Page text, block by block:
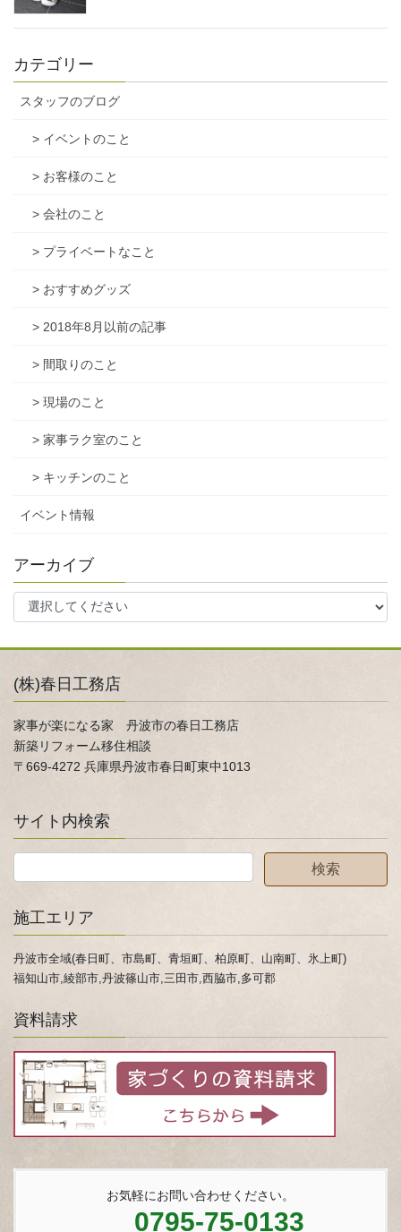
カテゴリー
スタッフのブログ
> イベントのこと
> お客様のこと
> 会社のこと
> プライベートなこと
> おすすめグッズ
> 2018年8月以前の記事
> 間取りのこと
> 現場のこと
> 家事ラク室のこと
> キッチンのこと
イベント情報
アーカイブ
(株)春日工務店
家事が楽になる家 丹波市の春日工務店
新築リフォーム移住相談
〒669-4272 兵庫県丹波市春日町東中1013
サイト内検索
施工エリア
丹波市全域(春日町、市島町、青垣町、柏原町、山南町、氷上町)
福知山市,綾部市,丹波篠山市,三田市,西脇市,多可郡
資料請求
お気軽にお問い合わせください。
0795-75-0133